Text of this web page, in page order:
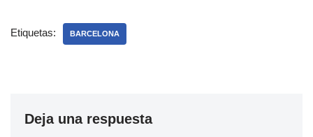
Etiquetas: BARCELONA
Deja una respuesta